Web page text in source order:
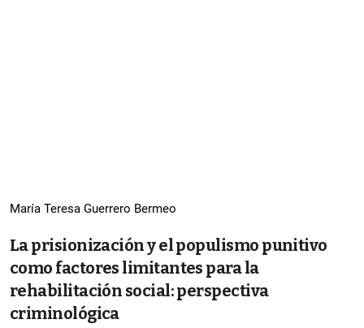
María Teresa Guerrero Bermeo
La prisionización y el populismo punitivo
como factores limitantes para la
rehabilitación social: perspectiva
criminológica